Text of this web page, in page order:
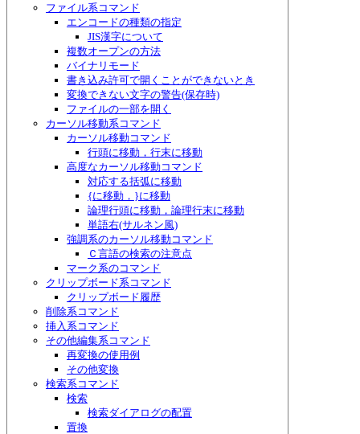
ファイル系コマンド
エンコードの種類の指定
JIS漢字について
複数オープンの方法
バイナリモード
書き込み許可で開くことができないとき
変換できない文字の警告(保存時)
ファイルの一部を開く
カーソル移動系コマンド
カーソル移動コマンド
行頭に移動，行末に移動
高度なカーソル移動コマンド
対応する括弧に移動
{に移動，}に移動
論理行頭に移動，論理行末に移動
単語右(サルネン風)
強調系のカーソル移動コマンド
Ｃ言語の検索の注意点
マーク系のコマンド
クリップボード系コマンド
クリップボード履歴
削除系コマンド
挿入系コマンド
その他編集系コマンド
再変換の使用例
その他変換
検索系コマンド
検索
検索ダイアログの配置
置換